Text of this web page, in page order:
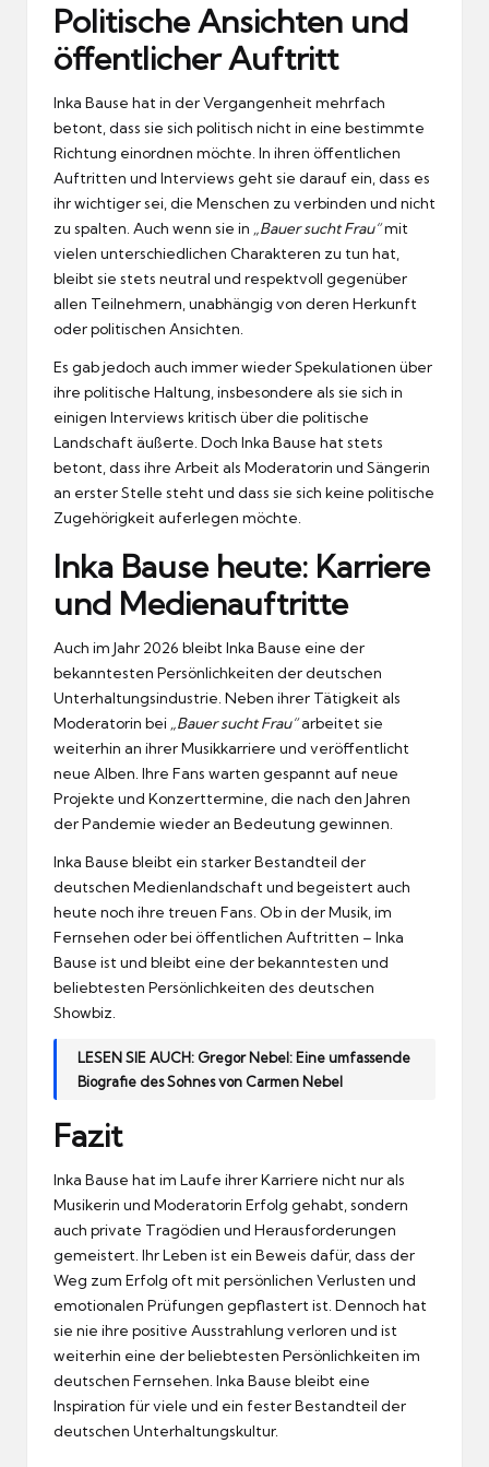
Politische Ansichten und
öffentlicher Auftritt
Inka Bause hat in der Vergangenheit mehrfach
betont, dass sie sich politisch nicht in eine bestimmte
Richtung einordnen möchte. In ihren öffentlichen
Auftritten und Interviews geht sie darauf ein, dass es
ihr wichtiger sei, die Menschen zu verbinden und nicht
zu spalten. Auch wenn sie in „Bauer sucht Frau“mit
vielen unterschiedlichen Charakteren zu tun hat,
bleibt sie stets neutral und respektvoll gegenüber
allen Teilnehmern, unabhängig von deren Herkunft
oder politischen Ansichten.
Es gab jedoch auch immer wieder Spekulationen über
ihre politische Haltung, insbesondere als sie sich in
einigen Interviews kritisch über die politische
Landschaft äußerte. Doch Inka Bause hat stets
betont, dass ihre Arbeit als Moderatorin und Sängerin
an erster Stelle steht und dass sie sich keine politische
Zugehörigkeit auferlegen möchte.
Inka Bause heute: Karriere
und Medienauftritte
Auch im Jahr 2026 bleibt Inka Bause eine der
bekanntesten Persönlichkeiten der deutschen
Unterhaltungsindustrie. Neben ihrer Tätigkeit als
Moderatorin bei „Bauer sucht Frau“arbeitet sie
weiterhin an ihrer Musikkarriere und veröffentlicht
neue Alben. Ihre Fans warten gespannt auf neue
Projekte und Konzerttermine, die nach den Jahren
der Pandemie wieder an Bedeutung gewinnen.
Inka Bause bleibt ein starker Bestandteil der
deutschen Medienlandschaft und begeistert auch
heute noch ihre treuen Fans. Ob in der Musik, im
Fernsehen oder bei öffentlichen Auftritten – Inka
Bause ist und bleibt eine der bekanntesten und
beliebtesten Persönlichkeiten des deutschen
Showbiz.
LESEN SIE AUCH: Gregor Nebel: Eine umfassende
Biografie des Sohnes von Carmen Nebel
Fazit
Inka Bause hat im Laufe ihrer Karriere nicht nur als
Musikerin und Moderatorin Erfolg gehabt, sondern
auch private Tragödien und Herausforderungen
gemeistert. Ihr Leben ist ein Beweis dafür, dass der
Weg zum Erfolg oft mit persönlichen Verlusten und
emotionalen Prüfungen gepflastert ist. Dennoch hat
sie nie ihre positive Ausstrahlung verloren und ist
weiterhin eine der beliebtesten Persönlichkeiten im
deutschen Fernsehen. Inka Bause bleibt eine
Inspiration für viele und ein fester Bestandteil der
deutschen Unterhaltungskultur.